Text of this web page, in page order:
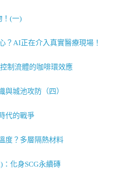
！(一)
？AI正在介入真實醫療現場！
制流體的咖啡環效應
與城池攻防（四）
代的戰爭
度？多層隔熱材料
化身SCG永續磚